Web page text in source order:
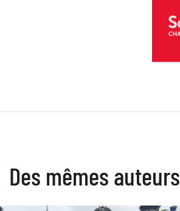
Des mêmes auteurs